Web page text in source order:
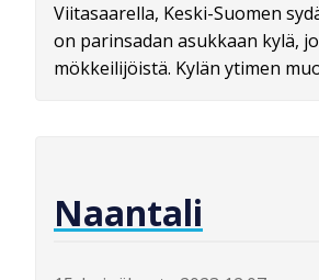
Viitasaarella, Keski-Suomen
on parinsadan asukkaan kylä,
mökkeilijöistä. Kylän ytimen
Naantali